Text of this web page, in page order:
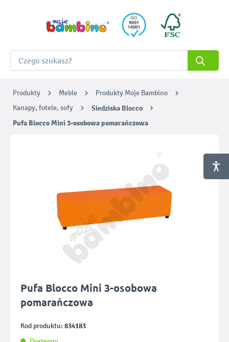
Produkty Meble
Produkty Moje Bambino
Kanapy, fotele, sofy
Siedziska Blocco
Pufa Blocco Mini 3-osobowa pomarańczowa
Pufa Blocco Mini 3-osobowa
pomarańczowa
Kod produktu: 834183